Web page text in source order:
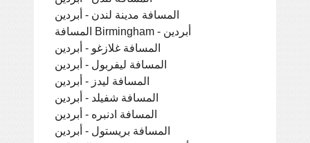
المسافة مدينة لندن - أبردين
المسافة Birmingham - أبردين
المسافة غلازغو - أبردين
المسافة ليفربول - أبردين
المسافة ليدز - أبردين
المسافة شفيلد - أبردين
المسافة ادنبره - أبردين
المسافة بريستول - أبردين